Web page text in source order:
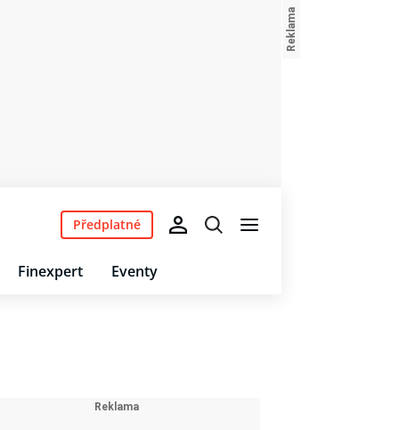
Finexpert Eventy
Předplatné